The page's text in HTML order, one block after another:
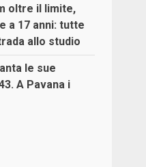
oltre il limite,
a 17 anni: tutte
allo studio
le sue
A Pavana i